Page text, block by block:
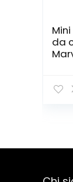
da